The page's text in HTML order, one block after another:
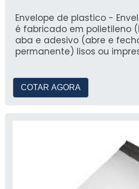
Envelope de plastico -
é fabricado em polietileno
aba e adesivo (abre e
permanente) lisos ou
COTAR AGORA